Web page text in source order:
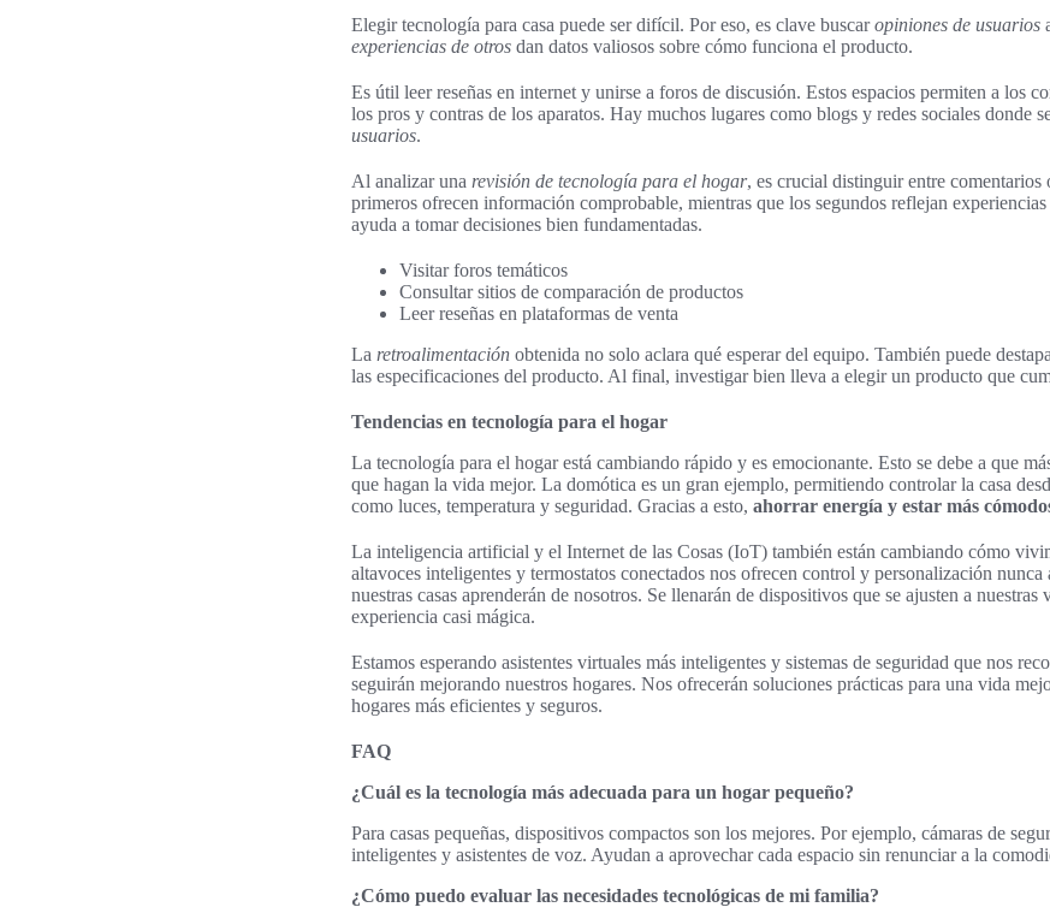
Elegir tecnología para casa puede ser difícil. Por eso, es clave buscaropiniones de usuarios
experiencias de otros dan datos valiosos sobre cómo funciona el producto.
Es útil leer reseñas en internet y unirse a foros de discusión. Estos espacios permiten a los
los pros y contras de los aparatos. Hay muchos lugares como blogs y redes sociales donde
usuarios.
Al analizar una revisión de tecnología para el hogar, es crucial distinguir entre
primeros ofrecen información comprobable, mientras que los segundos reflejan experiencias
ayuda a tomar decisiones bien fundamentadas.
Visitar foros temáticos
Consultar sitios de comparación de productos
Leer reseñas en plataformas de venta
La retroalimentación obtenida no solo aclara qué esperar del equipo. También puede
las especificaciones del producto. Al final, investigar bien lleva a elegir un producto que
Tendencias en tecnología para el hogar
La tecnología para el hogar está cambiando rápido y es emocionante. Esto se debe a que
que hagan la vida mejor. La domótica es un gran ejemplo, permitiendo controlar la casa
como luces, temperatura y seguridad. Gracias a esto, ahorrar energía y estar más
La inteligencia artificial y el Internet de las Cosas (IoT) también están cambiando cómo
altavoces inteligentes y termostatos conectados nos ofrecen control y personalización
nuestras casas aprenderán de nosotros. Se llenarán de dispositivos que se ajusten a nuestras
experiencia casi mágica.
Estamos esperando asistentes virtuales más inteligentes y sistemas de seguridad que nos
seguirán mejorando nuestros hogares. Nos ofrecerán soluciones prácticas para una vida
hogares más eficientes y seguros.
FAQ
¿Cuál es la tecnología más adecuada para un hogar pequeño?
Para casas pequeñas, dispositivos compactos son los mejores. Por ejemplo, cámaras de
inteligentes y asistentes de voz. Ayudan a aprovechar cada espacio sin renunciar a la
¿Cómo puedo evaluar las necesidades tecnológicas de mi familia?